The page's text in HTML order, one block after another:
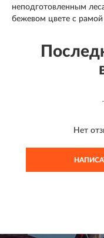
неподготовленным
бежевом цвете с
Нет